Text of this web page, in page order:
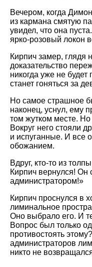
Вечером, когда
из кармана смятую
увидел, что она
ярко-розовый локон
Кирпич замер, глядя
доказательство
никогда уже не
станет гоняться за
Но самое страшное
наконец, уснул, ему
том жутком месте.
Вокруг него стояли
и испуганные. И все
обожанием.
Вдруг, кто-то из
Кирпич вернулся!
администратором!»
Кирпич проснулся в
лиминальное
Оно выбрало его. И
Вопрос был только
противостоять
администраторов
никто не